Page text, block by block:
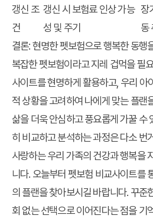
갱신 조
건
갱신 시 보험료 인상 가능
성 및 주기
장
동
결론: 현명한 펫보험으로 행복한 동행
복잡한 펫보험이라고 지레 겁먹을 필
사이트를 현명하게 활용하고, 우리 아
적 상황을 고려하여 나에게 맞는 플랜
삶을 더욱 안심하고 풍요롭게 가꿀 수
히 비교하고 분석하는 과정은 다소 번
사랑하는 우리 가족의 건강과 행복을
니다. 오늘부터 펫보험 비교사이트를
의 플랜을 찾아보시길 바랍니다. 꾸준
회 없는 선택으로 이어진다는 점을 기